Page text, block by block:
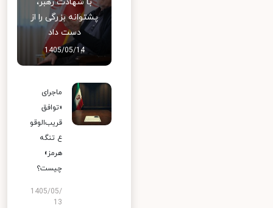
پشتوانه بزرگی را از
دست داد
1405/05/14
ماجرای
«توافق
قریب‌الوقو
ع تنگه
هرمز»
چیست؟
1405/05/
13